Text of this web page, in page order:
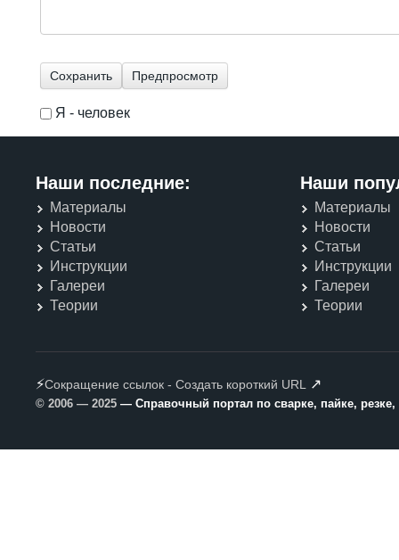
Я - человек
Наши последние:
Материалы
Новости
Статьи
Инструкции
Галереи
Теории
Наши
Материалы
Новости
Статьи
Инструкции
Галереи
Теории
⚡Сокращение ссылок - Создать короткий URL ↗
© 2006 — 2025 — Справочный портал по сварке, пайке,